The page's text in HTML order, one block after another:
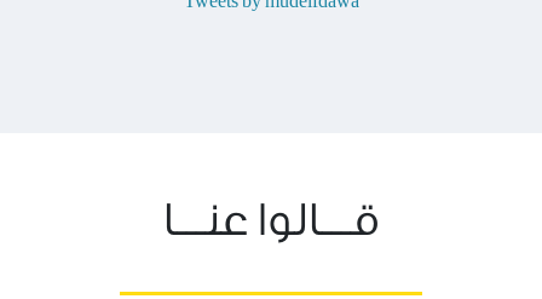
قـــالوا عنـــا